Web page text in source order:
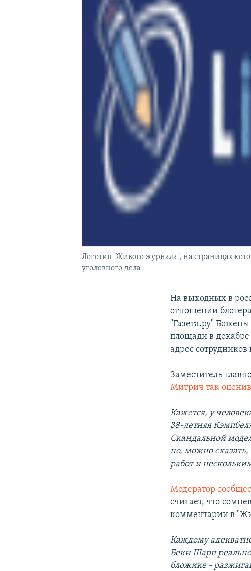
ПОДПИШИТЕСЬ НА РАССЫЛКУ
Логотип "Живого журнала", на страницах
уголовного дела
На выходных в
отношении блогера
"Газета.ру"
площади в декабре
адрес
Заместитель
Митрич так
Кажется, у
38-летняя
Скандальной
но, можно
работ и
Модератор
считает, что
комментарии в
Каждому
Беки Шарп
бложике -